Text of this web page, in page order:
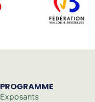
PROGRAMME
Exposants